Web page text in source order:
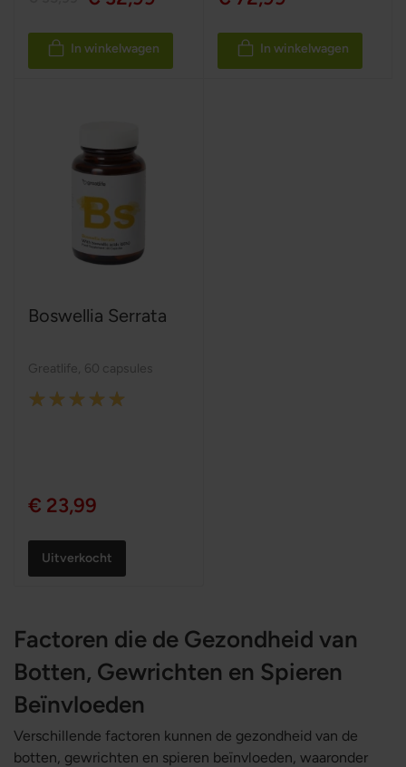
In winkelwagen In winkelwagen
Boswellia Serrata
Greatlife 60 capsules
Rating:
€ 23,99
Uitverkocht
Factoren die de Gezondheid van
Botten, Gewrichten en Spieren
Beïnvloeden
Verschillende factoren kunnen de gezondheid van de
botten, gewrichten en spieren beïnvloeden, waaronder